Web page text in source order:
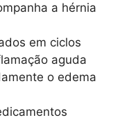
a hérnia
em ciclos
aguda
o edema